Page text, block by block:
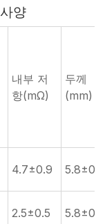
양
내부 저
항(mΩ)
두께
(mm)
4.7±0.9 5.8±0.2
2.5±0.5 5.8±0.2